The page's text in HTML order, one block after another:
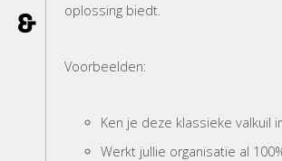
oplossing biedt.
Voorbeelden:
Ken je deze klassieke valkuil
Werkt jullie organisatie al